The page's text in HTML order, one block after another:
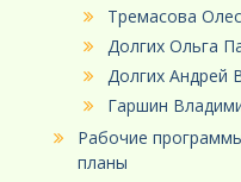
Тремасова
Долгих Ольга
Долгих Андрей
Гаршин
Рабочие
планы